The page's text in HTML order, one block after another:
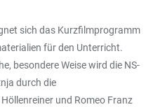
sich das Kurzfilmprogramm
für den Unterricht.
besondere Weise wird die NS-
durch die
und Romeo Franz